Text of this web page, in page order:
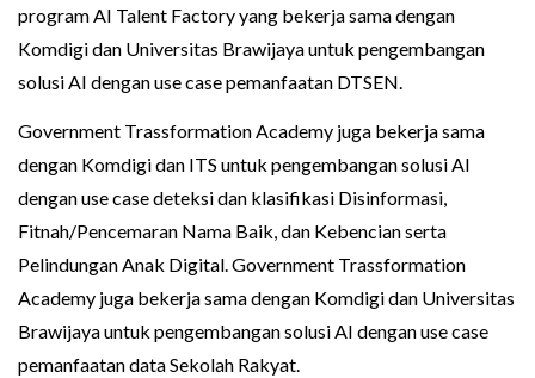
program AI Talent Factory yang bekerja sama dengan
Komdigi dan Universitas Brawijaya untuk pengembangan
solusi AI dengan use case pemanfaatan DTSEN.
Government Trassformation Academy juga bekerja sama
dengan Komdigi dan ITS untuk pengembangan solusi AI
dengan use case deteksi dan klasifikasi Disinformasi,
Fitnah/Pencemaran Nama Baik, dan Kebencian serta
Pelindungan Anak Digital. Government Trassformation
Academy juga bekerja sama dengan Komdigi dan Universitas
Brawijaya untuk pengembangan solusi AI dengan use case
pemanfaatan data Sekolah Rakyat.